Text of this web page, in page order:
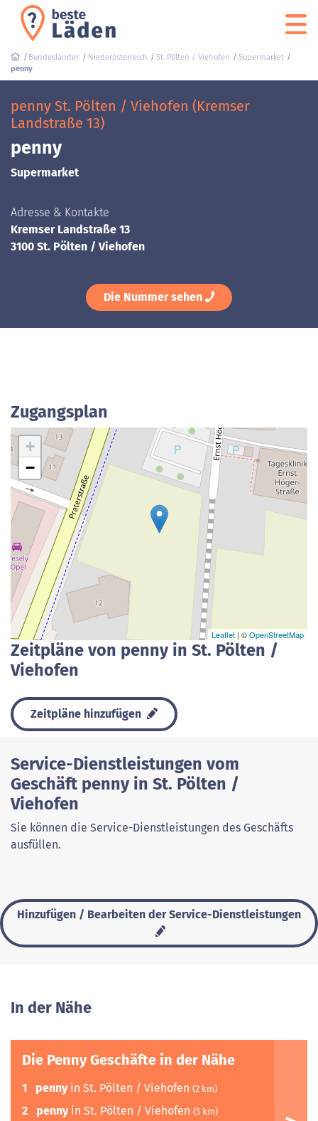
Bundesländer Niederösterreich St. Pölten / Viehofen
Supermarket
penny
penny St. Pölten / Viehofen (Kremser
Landstraße 13)
penny
Supermarket
Adresse & Kontakte
Kremser Landstraße 13
3100 St. Pölten / Viehofen
Die Nummer sehen
Zugangsplan
+
−
Leaflet | ©OpenStreetMap
Zeitpläne von penny in St. Pölten /
Viehofen
Zeitpläne hinzufügen
Service-Dienstleistungen vom
Geschäft penny in St. Pölten /
Viehofen
Sie können die Service-Dienstleistungen des Geschäfts
ausfüllen.
Hinzufügen / Bearbeiten der Service-Dienstleistungen
In der Nähe
Die Penny Geschäfte in der Nähe
1 pennyin St. Pölten / Viehofen (2 km)
2 pennyin St. Pölten / Viehofen (5 km)